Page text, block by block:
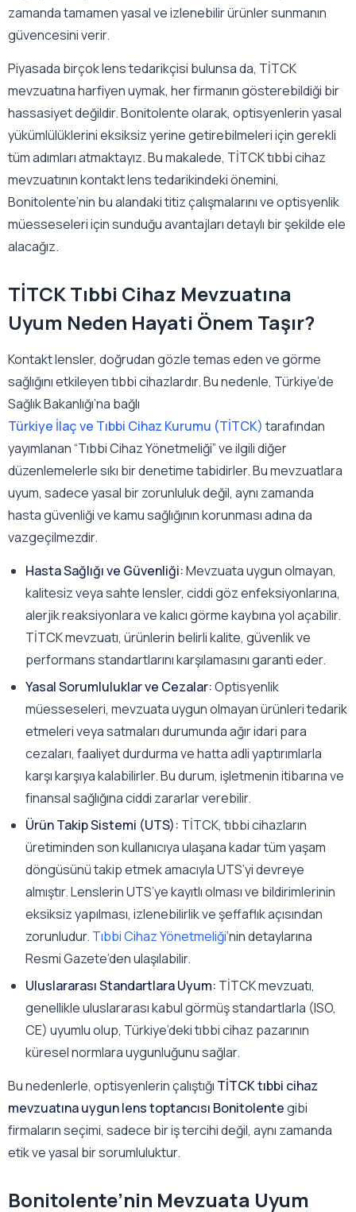
zamanda tamamen yasal ve izlenebilir ürünler sunmanın
güvencesini verir.
Piyasada birçok lens tedarikçisi bulunsa da, TİTCK
mevzuatına harfiyen uymak, her firmanın gösterebildiği bir
hassasiyet değildir. Bonitolente olarak, optisyenlerin yasal
yükümlülüklerini eksiksiz yerine getirebilmeleri için gerekli
tüm adımları atmaktayız. Bu makalede, TİTCK tıbbi cihaz
mevzuatının kontakt lens tedarikindeki önemini,
Bonitolente’nin bu alandaki titiz çalışmalarını ve optisyenlik
müesseseleri için sunduğu avantajları detaylı bir şekilde ele
alacağız.
TİTCK Tıbbi Cihaz Mevzuatına
Uyum Neden Hayati Önem Taşır?
Kontakt lensler, doğrudan gözle temas eden ve görme
sağlığını etkileyen tıbbi cihazlardır. Bu nedenle, Türkiye’de
Sağlık Bakanlığı’na bağlı
Türkiye İlaç ve Tıbbi Cihaz Kurumu (TİTCK) tarafından
yayımlanan “Tıbbi Cihaz Yönetmeliği” ve ilgili diğer
düzenlemelerle sıkı bir denetime tabidirler. Bu mevzuatlara
uyum, sadece yasal bir zorunluluk değil, aynı zamanda
hasta güvenliği ve kamu sağlığının korunması adına da
vazgeçilmezdir.
Hasta Sağlığı ve Güvenliği:Mevzuata uygun olmayan,
kalitesiz veya sahte lensler, ciddi göz enfeksiyonlarına,
alerjik reaksiyonlara ve kalıcı görme kaybına yol açabilir.
TİTCK mevzuatı, ürünlerin belirli kalite, güvenlik ve
performans standartlarını karşılamasını garanti eder.
Yasal Sorumluluklar ve Cezalar:Optisyenlik
müesseseleri, mevzuata uygun olmayan ürünleri tedarik
etmeleri veya satmaları durumunda ağır idari para
cezaları, faaliyet durdurma ve hatta adli yaptırımlarla
karşı karşıya kalabilirler. Bu durum, işletmenin itibarına ve
finansal sağlığına ciddi zararlar verebilir.
Ürün Takip Sistemi (UTS): TİTCK, tıbbi cihazların
üretiminden son kullanıcıya ulaşana kadar tüm yaşam
döngüsünü takip etmek amacıyla UTS’yi devreye
almıştır. Lenslerin UTS’ye kayıtlı olması ve bildirimlerinin
eksiksiz yapılması, izlenebilirlik ve şeffaflık açısından
zorunludur. Tıbbi Cihaz Yönetmeliği‘nin detaylarına
Resmi Gazete’den ulaşılabilir.
Uluslararası Standartlara Uyum: TİTCK mevzuatı,
genellikle uluslararası kabul görmüş standartlarla (ISO,
CE) uyumlu olup, Türkiye’deki tıbbi cihaz pazarının
küresel normlara uygunluğunu sağlar.
Bu nedenlerle, optisyenlerin çalıştığı TİTCK tıbbi cihaz
mevzuatına uygun lens toptancısı Bonitolentegibi
firmaların seçimi, sadece bir iş tercihi değil, aynı zamanda
etik ve yasal bir sorumluluktur.
Bonitolente’nin Mevzuata Uyum